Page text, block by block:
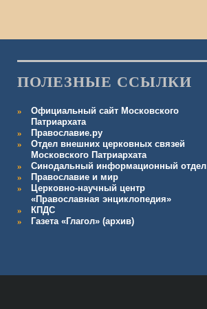
ПОЛЕЗНЫЕ ССЫЛКИ
Официальный сайт Московского
Патриархата
Православие.ру
Отдел внешних церковных связей
Московского Патриархата
Синодальный информационный отдел
Православие и мир
Церковно-научный центр
«Православная энциклопедия»
КПДС
Газета «Глагол» (архив)